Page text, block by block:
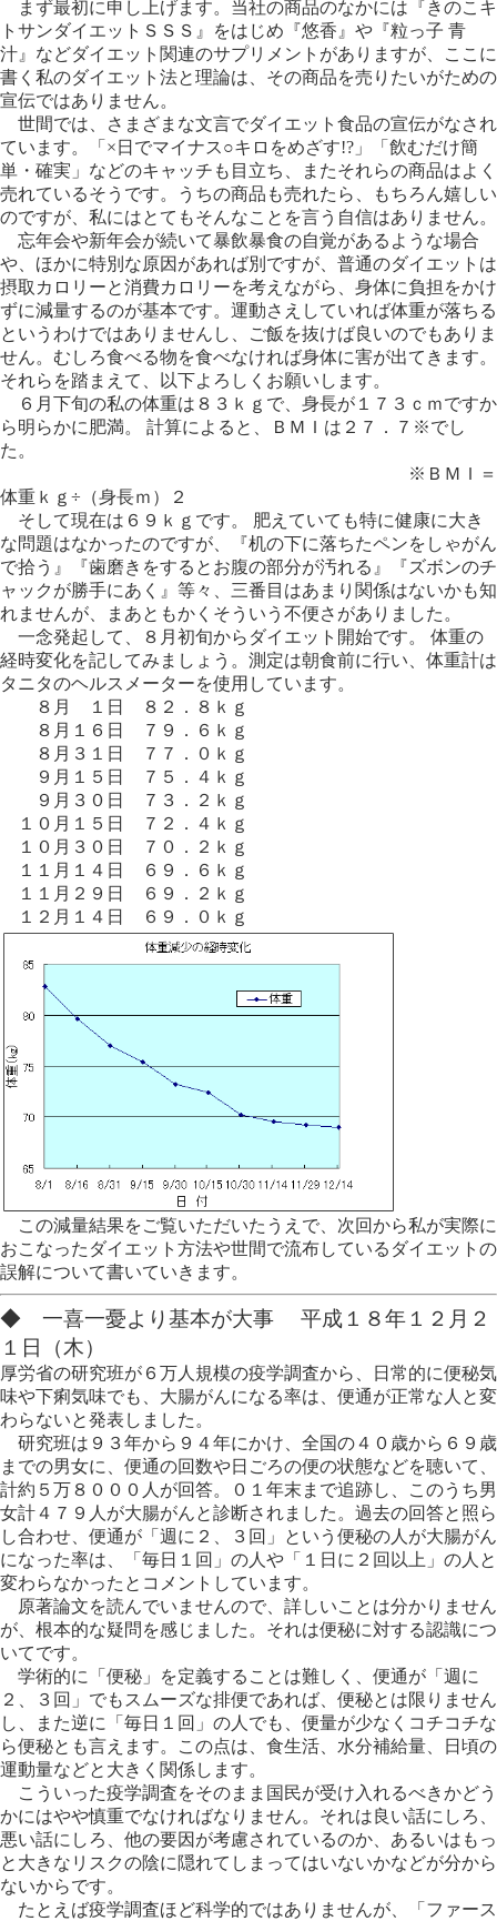
まず最初に申し上げます。当社の商品のなかには『きのこキ
トサンダイエットＳＳＳ』をはじめ『悠香』や『粒っ子 青
汁』などダイエット関連のサプリメントがありますが、ここに
書く私のダイエット法と理論は、その商品を売りたいがための
宣伝ではありません。
世間では、さまざまな文言でダイエット食品の宣伝がなされ
ています。「×日でマイナス○キロをめざす!?」「飲むだけ簡
単・確実」などのキャッチも目立ち、またそれらの商品はよく
売れているそうです。うちの商品も売れたら、もちろん嬉しい
のですが、私にはとてもそんなことを言う自信はありません。
忘年会や新年会が続いて暴飲暴食の自覚があるような場合
や、ほかに特別な原因があれば別ですが、普通のダイエットは
摂取カロリーと消費カロリーを考えながら、身体に負担をかけ
ずに減量するのが基本です。運動さえしていれば体重が落ちる
というわけではありませんし、ご飯を抜けば良いのでもありま
せん。むしろ食べる物を食べなければ身体に害が出てきます。
それらを踏まえて、以下よろしくお願いします。
６月下旬の私の体重は８３ｋｇで、身長が１７３ｃｍですか
ら明らかに肥満。 計算によると、ＢＭＩは２７．７※でし
た。
※ＢＭＩ＝
体重ｋｇ÷（身長ｍ）２
そして現在は６９ｋｇです。 肥えていても特に健康に大き
な問題はなかったのですが、『机の下に落ちたペンをしゃがん
で拾う』『歯磨きをするとお腹の部分が汚れる』『ズボンのチ
ャックが勝手にあく』等々、三番目はあまり関係はないかも知
れませんが、まあともかくそういう不便さがありました。
一念発起して、８月初旬からダイエット開始です。 体重の
経時変化を記してみましょう。測定は朝食前に行い、体重計は
タニタのヘルスメーターを使用しています。
８月 １日 ８２．８ｋｇ
８月１６日 ７９．６ｋｇ
８月３１日 ７７．０ｋｇ
９月１５日 ７５．４ｋｇ
９月３０日 ７３．２ｋｇ
１０月１５日 ７２．４ｋｇ
１０月３０日 ７０．２ｋｇ
１１月１４日 ６９．６ｋｇ
１１月２９日 ６９．２ｋｇ
１２月１４日 ６９．０ｋｇ
この減量結果をご覧いただいたうえで、次回から私が実際に
おこなったダイエット方法や世間で流布しているダイエットの
誤解について書いていきます。
◆ 一喜一憂より基本が大事 平成１８年１２月２
１日（木）
厚労省の研究班が６万人規模の疫学調査から、日常的に便秘気
味や下痢気味でも、大腸がんになる率は、便通が正常な人と変
わらないと発表しました。
研究班は９３年から９４年にかけ、全国の４０歳から６９歳
までの男女に、便通の回数や日ごろの便の状態などを聴いて、
計約５万８０００人が回答。０１年末まで追跡し、このうち男
女計４７９人が大腸がんと診断されました。過去の回答と照ら
し合わせ、便通が「週に２、３回」という便秘の人が大腸がん
になった率は、「毎日１回」の人や「１日に２回以上」の人と
変わらなかったとコメントしています。
原著論文を読んでいませんので、詳しいことは分かりません
が、根本的な疑問を感じました。それは便秘に対する認識につ
いてです。
学術的に「便秘」を定義することは難しく、便通が「週に
２、３回」でもスムーズな排便であれば、便秘とは限りません
し、また逆に「毎日１回」の人でも、便量が少なくコチコチな
ら便秘とも言えます。この点は、食生活、水分補給量、日頃の
運動量などと大きく関係します。
こういった疫学調査をそのまま国民が受け入れるべきかどう
かにはやや慎重でなければなりません。それは良い話にしろ、
悪い話にしろ、他の要因が考慮されているのか、あるいはもっ
と大きなリスクの陰に隠れてしまってはいないかなどが分から
ないからです。
たとえば疫学調査ほど科学的ではありませんが、「ファース